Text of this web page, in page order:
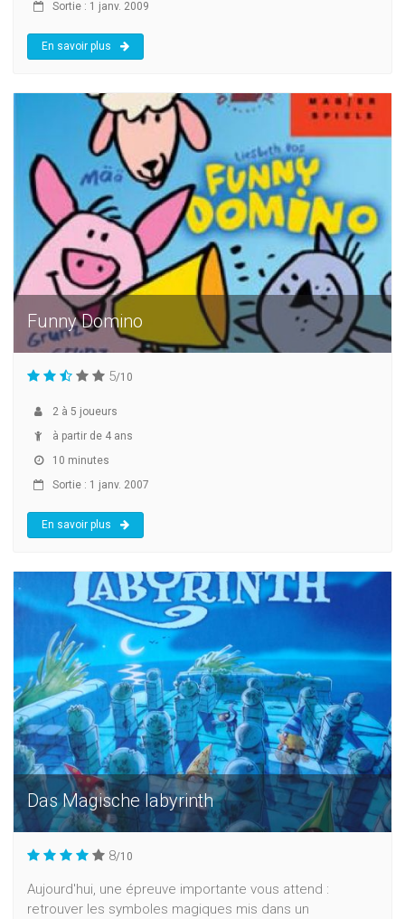
Sortie : 1 janv. 2009
En savoir plus
Funny Domino
5/10
2 à 5 joueurs
à partir de 4 ans
10 minutes
Sortie : 1 janv. 2007
En savoir plus
Das Magische labyrinth
8/10
Aujourd'hui, une épreuve importante vous attend :
retrouver les symboles magiques mis dans un